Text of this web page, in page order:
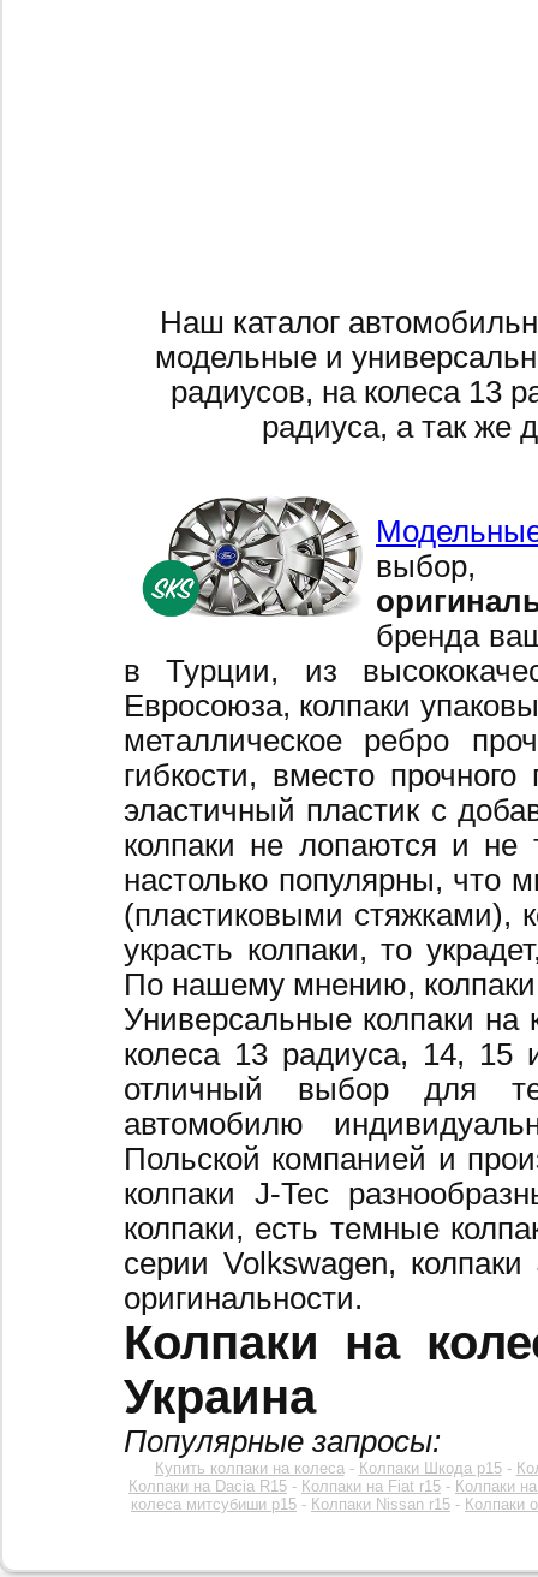
Наш каталог
модельные и
радиусов, на колеса 13
радиуса, а так же
выбор,
бренда
в Турции, из
Евросоюза, колпаки
металлическое ребро
гибкости, вместо
эластичный пластик с
колпаки не лопаются и не
настолько популярны, что
(пластиковыми стяжками),
украсть колпаки, то
По нашему мнению,
Универсальные колпаки
колеса 13 радиуса, 14,
отличный выбор для
автомобилю
Польской компанией и
колпаки J-Tec
колпаки, есть темные
серии Volkswagen,
оригинальности.
Колпаки на
Украина
Популярные запросы:
Купить колпаки на колеса- Колпаки Шкода р15-
Колпаки на Dacia R15 - Колпаки на Fiat r15 - Колпаки
колеса митсубиши р15 - Колпаки Nissan r15 - Колпаки